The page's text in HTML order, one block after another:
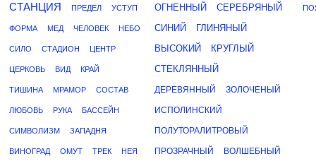
СТАНЦИЯ
ПРЕДЕЛ УСТУП
ФОРМА МЕД ЧЕЛОВЕК НЕБО
СИЛО СТАДИОН ЦЕНТР
ЦЕРКОВЬ ВИД КРАЙ
ТИШИНА МРАМОР СОСТАВ
ЛЮБОВЬ РУКА БАССЕЙН
СИМВОЛИЗМ ЗАПАДНЯ
ВИНОГРАД ОМУТ ТРЕК НЕЯ
ОГНЕННЫЙ
СЕРЕБРЯНЫЙ
СИНИЙ
ГЛИНЯНЫЙ
ВЫСОКИЙ
КРУГЛЫЙ
СТЕКЛЯННЫЙ
ДЕРЕВЯННЫЙ ЗОЛОЧЕНЫЙ
ИСПОЛИНСКИЙ
ПОЛУТОРАЛИТРОВЫЙ
ПРОЗРАЧНЫЙ ВОЛШЕБНЫЙ